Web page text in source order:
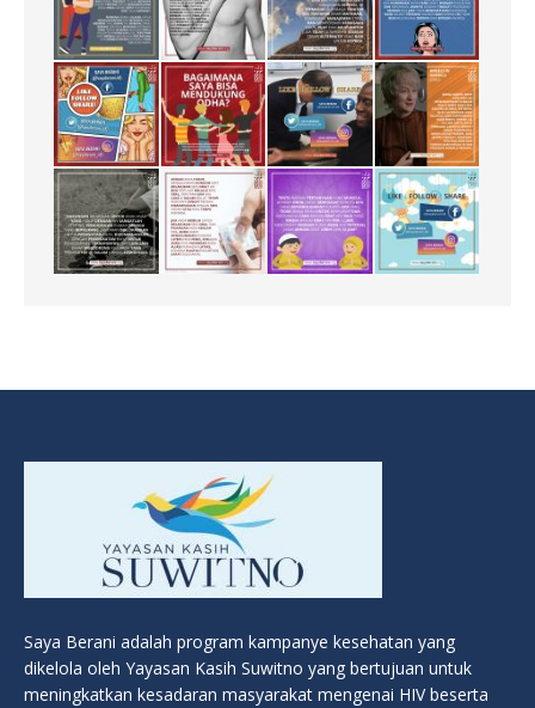
Saya Berani adalah program kampanye kesehatan yang
dikelola oleh Yayasan Kasih Suwitno yang bertujuan untuk
meningkatkan kesadaran masyarakat mengenai HIV beserta